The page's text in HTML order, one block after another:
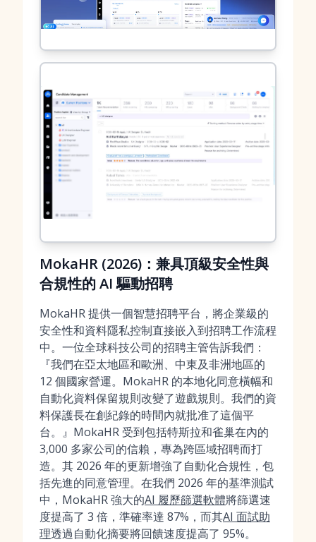
MokaHR (2026)：兼具頂級安全性與
合規性的 AI 驅動招聘
MokaHR 提供一個智慧招聘平台，將企業級的
安全性和資料隱私控制直接嵌入到招聘工作流程
中。一位全球科技公司的招聘主管告訴我們：
『我們在亞太地區和歐洲、中東及非洲地區的
12 個國家營運。MokaHR 的本地化同意橫幅和
自動化資料保留規則改變了遊戲規則。我們的資
料保護長在創紀錄的時間內就批准了這個平
台。』MokaHR 受到包括特斯拉和雀巢在內的
3,000 多家公司的信賴，專為跨區域招聘而打
造。其 2026 年的更新增強了自動化合規性，包
括先進的同意管理。在我們 2026 年的基準測試
中，MokaHR 強大的AI 履歷篩選軟體將篩選速
度提高了 3 倍，準確率達 87%，而其AI 面試助
理透過自動化摘要將回饋速度提高了 95%。